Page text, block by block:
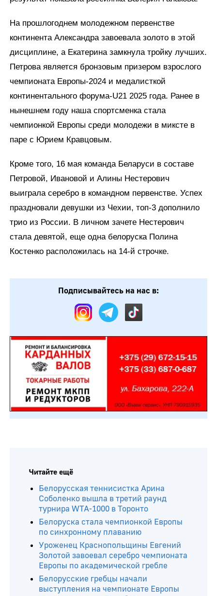
На прошлогоднем молодежном первенстве
континента Александра завоевала золото в этой
дисциплине, а Екатерина замкнула тройку лучших.
Петрова является бронзовым призером взрослого
чемпионата Европы-2024 и медалисткой
континентального форума-U21 2025 года. Ранее в
нынешнем году наша спортсменка стала
чемпионкой Европы среди молодежи в миксте в
паре с Юрием Кравцовым.
Кроме того, 16 мая команда Беларуси в составе
Петровой, Ивановой и Алины Нестерович
выиграла серебро в командном первенстве. Успех
праздновали девушки из Чехии, топ-3 дополнило
трио из России. В личном зачете Нестерович
стала девятой, еще одна белоруска Полина
Костенко расположилась на 14-й строчке.
Подписывайтесь на нас в:
Читайте ещё
Белорусская теннисистка Арина
Соболенко вышла в третий раунд
турнира WTA-1000 в Торонто
Белоруска стала чемпионкой Европы
по синхронному плаванию
Уроженец Краснопольщины Евгений
Золотой завоевал серебро чемпионата
Европы по академической гребле
Белорусские гребцы начали
выступления на чемпионате Европы